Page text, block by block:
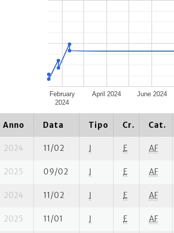
February
2024
April 2024 June 2024
Anno Data Tipo Cr. Cat.
2024 11/02 I E AF
2025 09/02 I E AF
2024 11/02 I E AF
2025 11/01 I E AF